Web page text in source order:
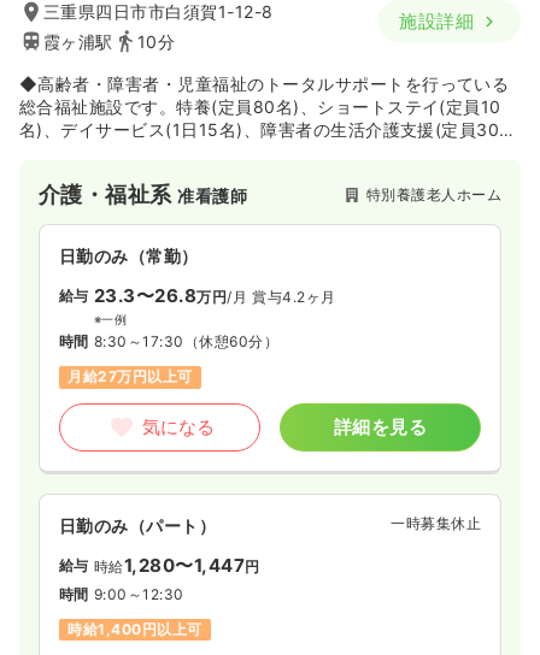
三重県四日市市白須賀1-12-8
霞ヶ浦駅
10分
施設詳細
◆高齢者・障害者・児童福祉のトータルサポートを行っている
総合福祉施設です。特養(定員80名)、ショートステイ(定員10
名)、デイサービス(1日15名)、障害者の生活介護支援(定員30
介護・福祉系准看護師 特別養護老人ホーム
日勤のみ（常勤）
給与 23.3〜26.8万円/月 賞与4.2ヶ月
※一例
時間 8:30～17:30 （休憩60分）
月給27万円以上可
気になる 詳細を見る
日勤のみ（パート） 一時募集休止
給与 時給1,280〜1,447円
時間 9:00～12:30
時給1,400円以上可